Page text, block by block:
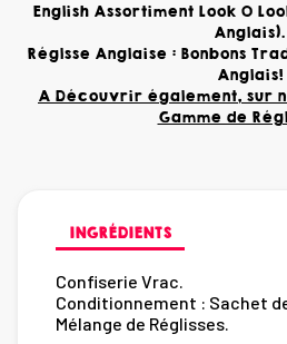
English Assortiment Look O
Anglais).
Réglsse Anglaise : Bonbons
Anglais!
A Découvrir également, sur
Gamme de
INGRÉDIENTS
Confiserie Vrac.
Conditionnement : Sachet
Mélange de Réglisses.